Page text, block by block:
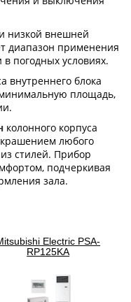
низкой внешней
диапазон применения
погодных условиях.
внутреннего блока
минимальную площадь,
колонного корпуса
любого
стилей. Прибор
подчеркивая
зала.
Electric PSA-
RP125KA